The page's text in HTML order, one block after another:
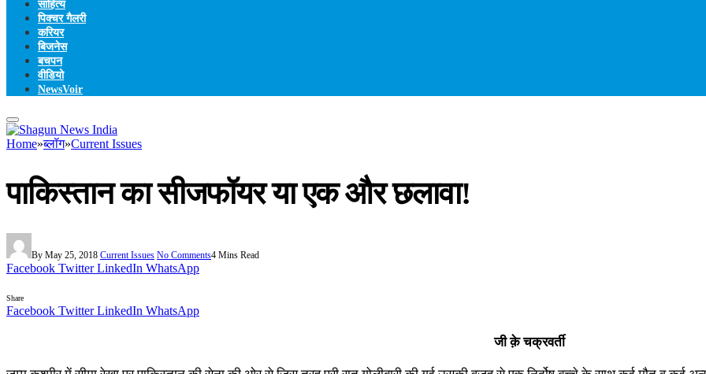
साहित्य
पिक्चर गैलरी
करियर
बिजनेस
बचपन
वीडियो
NewsVoir
Home»ब्लॉग»Current Issues
पाकिस्तान का सीजफॉयर या एक और छलावा!
By May 25, 2018 Current Issues No Comments4 Mins Read
Facebook Twitter LinkedIn WhatsApp
Share
Facebook Twitter LinkedIn WhatsApp
जी क़े चक्रवर्ती